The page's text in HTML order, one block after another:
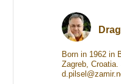
Born in 1962 in
Zagreb, Croatia.